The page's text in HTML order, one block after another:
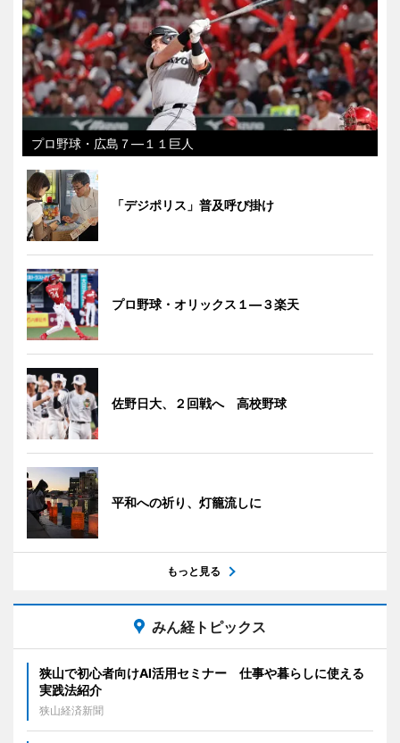
プロ野球・広島７―１１巨人
「デジポリス」普及呼び掛け
プロ野球・オリックス１―３楽天
佐野日大、２回戦へ 高校野球
平和への祈り、灯籠流しに
もっと見る
みん経トピックス
狭山で初心者向けAI活用セミナー 仕事や暮らしに使える
実践法紹介
狭山経済新聞